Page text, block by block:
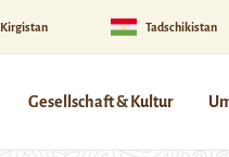
Kirgistan Tadschikistan
Gesellschaft & Kultur